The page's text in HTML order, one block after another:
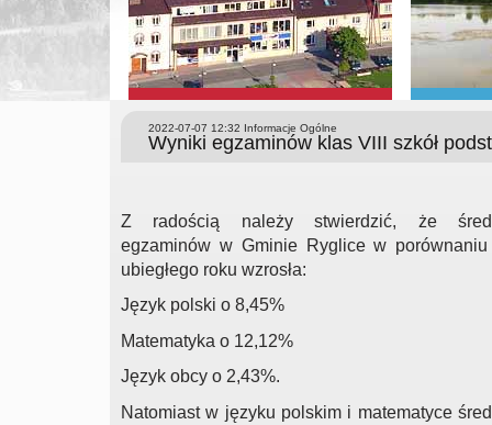
2022-07-07 12:32 Informacje Ogólne
Wyniki egzaminów klas VIII szkół
Z radością należy stwierdzić, że
egzaminów w Gminie Ryglice w
ubiegłego roku wzrosła:
Język polski o 8,45%
Matematyka o 12,12%
Język obcy o 2,43%.
Natomiast w języku polskim i matematyce